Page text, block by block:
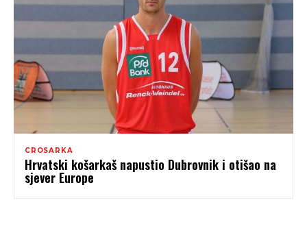
CROSARKA
Hrvatski košarkaš napustio Dubrovnik i otišao na
sjever Europe